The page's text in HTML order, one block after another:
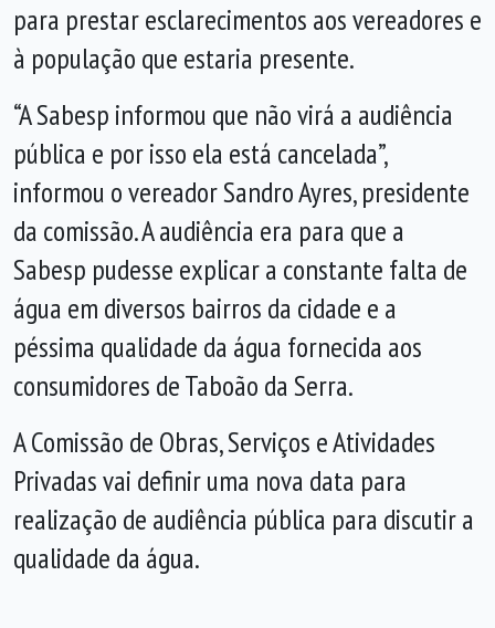
para prestar esclarecimentos aos vereadores e
à população que estaria presente.
“A Sabesp informou que não virá a audiência
pública e por isso ela está cancelada”,
informou o vereador Sandro Ayres, presidente
da comissão. A audiência era para que a
Sabesp pudesse explicar a constante falta de
água em diversos bairros da cidade e a
péssima qualidade da água fornecida aos
consumidores de Taboão da Serra.
A Comissão de Obras, Serviços e Atividades
Privadas vai definir uma nova data para
realização de audiência pública para discutir a
qualidade da água.